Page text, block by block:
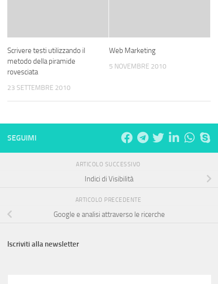
Scrivere testi utilizzando il
metodo della piramide
rovesciata
23 SETTEMBRE 2010
Web Marketing
5 NOVEMBRE 2010
SEGUIMI
ARTICOLO SUCCESSIVO
Indici di Visibilità
ARTICOLO PRECEDENTE
Google e analisi attraverso le ricerche
Iscriviti alla newsletter